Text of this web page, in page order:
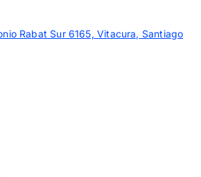
Rabat Sur 6165, Vitacura, Santiago